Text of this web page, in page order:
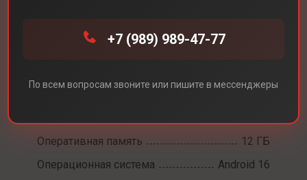
Разрешение экрана
2184x1968
Оперативная память
12 ГБ
Операционная система
Android 16
+7 (989) 989-47-77
По всем вопросам звоните или пишите в мессенджеры